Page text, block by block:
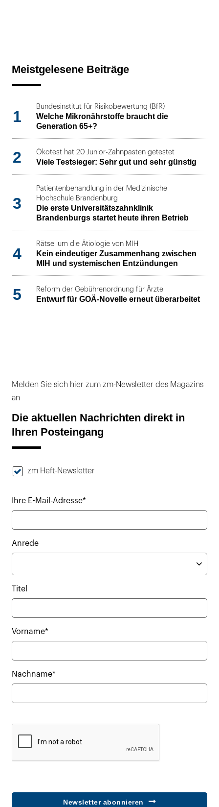
Meistgelesene Beiträge
1
Bundesinstitut für Risikobewertung (BfR)
Welche Mikronährstoffe braucht die
Generation 65+?
2 Ökotest hat 20 Junior-Zahnpasten getestet
Viele Testsieger: Sehr gut und sehr günstig
3
Patientenbehandlung in der Medizinische
Hochschule Brandenburg
Die erste Universitätszahnklinik
Brandenburgs startet heute ihren Betrieb
4
Rätsel um die Ätiologie von MIH
Kein eindeutiger Zusammenhang zwischen
MIH und systemischen Entzündungen
5 Reform der Gebührenordnung für Ärzte
Entwurf für GOÄ-Novelle erneut überarbeitet
Melden Sie sich hier zum zm-Newsletter des Magazins
an
Die aktuellen Nachrichten direkt in
Ihren Posteingang
zm Heft-Newsletter
Ihre E-Mail-Adresse*
Anrede
Titel
Vorname*
Nachname*
Newsletter abonnieren